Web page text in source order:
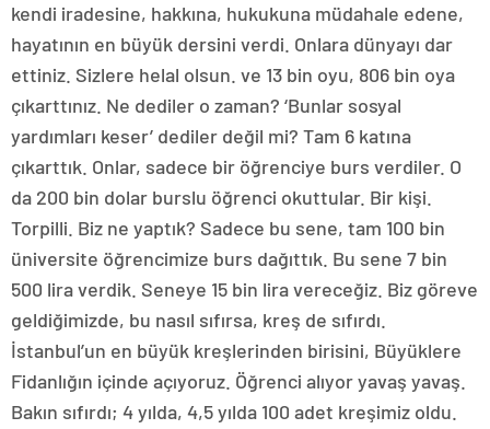
kendi iradesine, hakkına, hukukuna müdahale edene,
hayatının en büyük dersini verdi. Onlara dünyayı dar
ettiniz. Sizlere helal olsun. ve 13 bin oyu, 806 bin oya
çıkarttınız. Ne dediler o zaman? ‘Bunlar sosyal
yardımları keser’ dediler değil mi? Tam 6 katına
çıkarttık. Onlar, sadece bir öğrenciye burs verdiler. O
da 200 bin dolar burslu öğrenci okuttular. Bir kişi.
Torpilli. Biz ne yaptık? Sadece bu sene, tam 100 bin
üniversite öğrencimize burs dağıttık. Bu sene 7 bin
500 lira verdik. Seneye 15 bin lira vereceğiz. Biz göreve
geldiğimizde, bu nasıl sıfırsa, kreş de sıfırdı.
İstanbul’un en büyük kreşlerinden birisini, Büyüklere
Fidanlığın içinde açıyoruz. Öğrenci alıyor yavaş yavaş.
Bakın sıfırdı; 4 yılda, 4,5 yılda 100 adet kreşimiz oldu.